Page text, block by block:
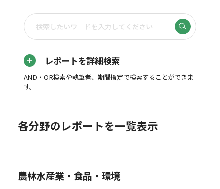
レポートを詳細検索
AND・OR検索や執筆者、期間指定で検索することができま
す。
各分野のレポートを一覧表示
農林水産業・食品・環境